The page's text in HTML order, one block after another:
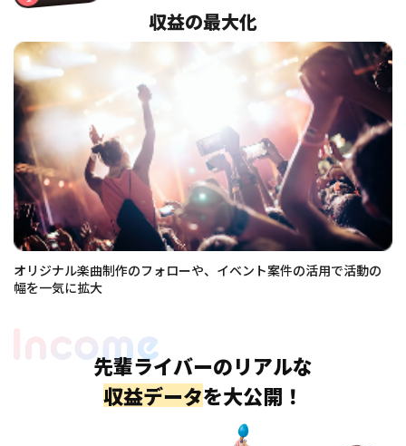
収益の最大化
オリジナル楽曲制作のフォローや、イベント案件の活用で活動の
幅を一気に拡大
先輩ライバーのリアルな
収益データを大公開！